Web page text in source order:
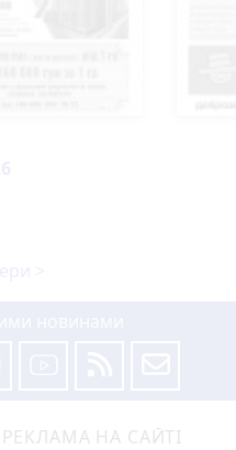
РЕКЛАМА НА САЙТІ